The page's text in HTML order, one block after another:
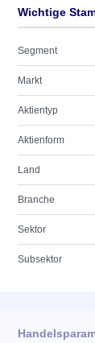
Wichtige
Segment
Markt
Aktientyp
Aktienform
Land
Branche
Sektor
Subsektor